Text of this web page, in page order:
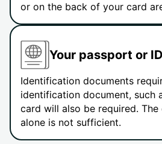
or on the back of your card
Your passport or
Identification documents
identification document, such
card will also be required. The
alone is not sufficient.